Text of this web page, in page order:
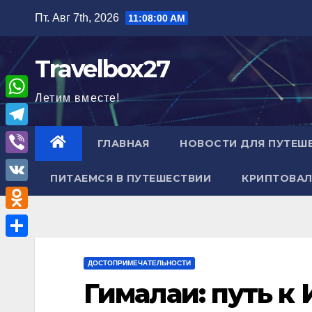
содержимому
Пт. Авг 7th, 2026 11:08:02 AM
Travelbox27
Летим вместе!
ГЛАВНАЯ НОВОСТИ ДЛЯ
ПИТАЕМСЯ В ПУТЕШЕСТВИИ
ДОСТОПРИМЕЧАТЕЛЬНОСТИ
Гималаи: путь к
W
h
a
A
T
e
l
e
g
V
i
b
e
V
K
O